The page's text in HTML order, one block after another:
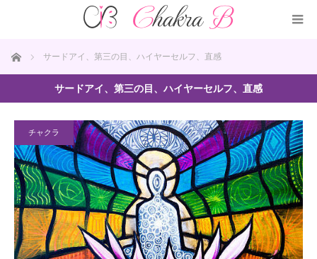
ホーム サードアイ、第三の目、ハイヤーセルフ、直感
サードアイ、第三の目、ハイヤーセルフ、直感
チャクラ